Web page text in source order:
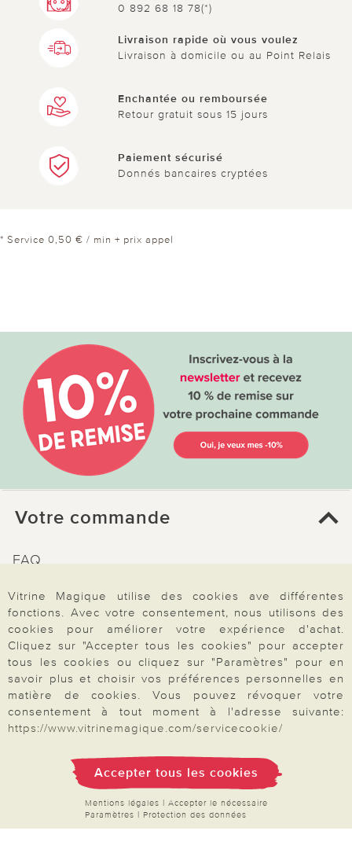
0 892 68 18 78(*)
Livraison rapide où vous voulez
Livraison à domicile ou au Point Relais
Enchantée ou remboursée
Retour gratuit sous 15 jours
Paiement sécurisé
Donnés bancaires cryptées
* Service 0,50 € / min + prix appel
Votre commande
FAQ
Inscription Newsletter
Demande de catalogue
Données personnelles
Droit de rétractation
Rétractation
Paiement & Livraison
Vitrine Magique utilise des cookies ave différentes
fonctions. Avec votre consentement, nous utilisons des
cookies pour améliorer votre expérience d'achat.
Cliquez sur "Accepter tous les cookies" pour accepter
tous les cookies ou cliquez sur "Paramètres" pour en
savoir plus et choisir vos préférences personnelles en
matière de cookies. Vous pouvez révoquer votre
consentement à tout moment à l'adresse suivante:
https://www.vitrinemagique.com/servicecookie/
Accepter tous les cookies
Mentions légales | Accepter le nécessaire
Paramètres | Protection des données